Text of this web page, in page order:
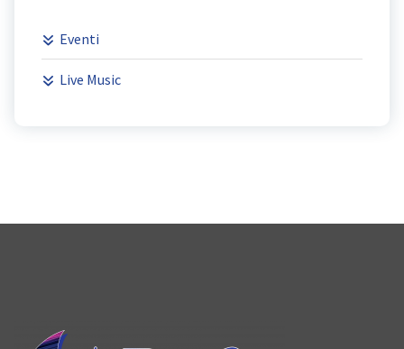
Eventi
Live Music